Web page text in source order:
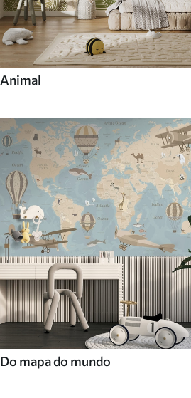
Animal
Do mapa do mundo